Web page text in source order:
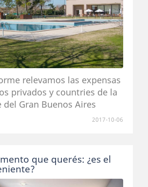
relevamos las expensas
privados y countries de la
del Gran Buenos Aires
2017-10-06
que querés: ¿es el